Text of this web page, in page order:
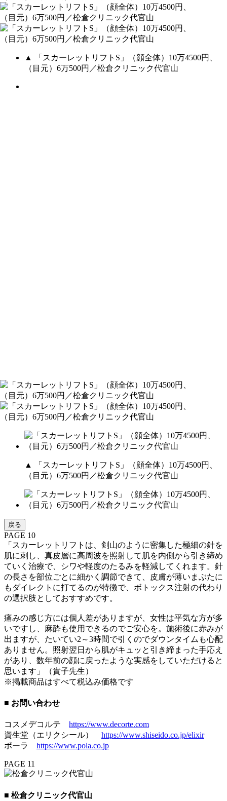
▲ 「スカーレットリフトS」（顔全体）10万4500円、
（目元）6万500円／松倉クリニック代官山
▲ 「スカーレットリフトS」（顔全体）10万4500円、
（目元）6万500円／松倉クリニック代官山
戻る
PAGE 10
「スカーレットリフトは、剣山のように密集した極細の針を
肌に刺し、真皮層に高周波を照射して肌を内側から引き締め
ていく治療で、シワや軽度のたるみを軽減してくれます。針
の長さを部位ごとに細かく調節できて、皮膚が薄いまぶたに
もダイレクトに打てるのが特徴で、ボトックス注射の代わり
の選択肢としておすすめです。
痛みの感じ方には個人差がありますが、女性は平気な方が多
いですし、麻酔も使用できるのでご安心を。施術後に赤みが
出ますが、たいてい2～3時間で引くのでダウンタイムも心配
ありません。照射翌日から肌がキュッと引き締まった手応え
があり、数年前の顔に戻ったような実感をしていただけると
思います」（貴子先生）
※掲載商品はすべて税込み価格です
■ お問い合わせ
コスメデコルテ https://www.decorte.com
資生堂（エリクシール） https://www.shiseido.co.jp/elixir
ポーラ https://www.pola.co.jp
PAGE 11
■ 松倉クリニック代官山